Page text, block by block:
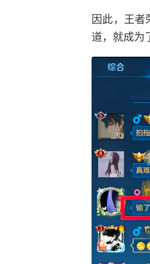
因此，王者
道，就成为